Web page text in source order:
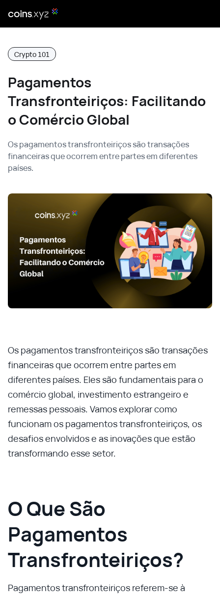
Crypto 101
Pagamentos
Transfronteiriços: Facilitando
o Comércio Global
Os pagamentos transfronteiriços são transações
financeiras que ocorrem entre partes em diferentes
países.
Os pagamentos transfronteiriços são transações
financeiras que ocorrem entre partes em
diferentes países. Eles são fundamentais para o
comércio global, investimento estrangeiro e
remessas pessoais. Vamos explorar como
funcionam os pagamentos transfronteiriços, os
desafios envolvidos e as inovações que estão
transformando esse setor.
O Que São
Pagamentos
Transfronteiriços?
Pagamentos transfronteiriços referem-se à